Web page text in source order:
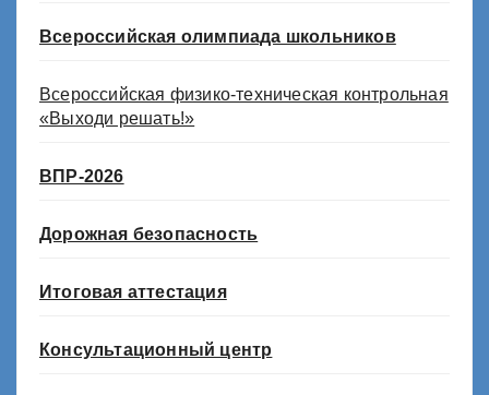
Всероссийская олимпиада школьников
Всероссийская физико-техническая контрольная
«Выходи решать!»
ВПР-2026
Дорожная безопасность
Итоговая аттестация
Консультационный центр